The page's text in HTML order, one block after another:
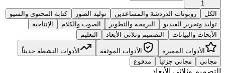
1
الكل
روبوتات الدردشة والمساعدين توليد الصور
كتابة المحتوى والسيو
توليد وتحرير الفيديو
البرمجة والتطوير الصوت والكلام
الإنتاجية
الأبحاث والبيانات
التصميم وثلاثي الأبعاد التعليم
الأدوات المميزة الأدوات الموثقة
الأدوات النشطة حديثاً
مجاني
مجاني جزئياً مدفوع
التصميم وثلاثي الأبعاد